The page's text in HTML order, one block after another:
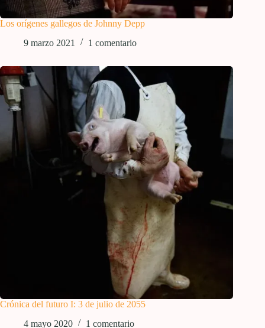
Los orígenes gallegos de Johnny Depp
9 marzo 2021
1 comentario
Crónica del futuro I: 3 de julio de 2055
4 mayo 2020
1 comentario